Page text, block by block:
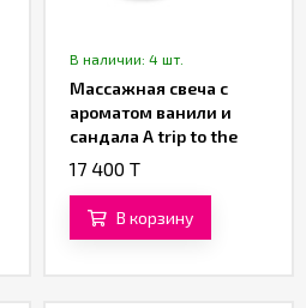
В наличии: 4 шт.
Массажная свеча с
ароматом ванили и
сандала A trip to the
Paris «Petits Joujoux»
17 400 T
В корзину